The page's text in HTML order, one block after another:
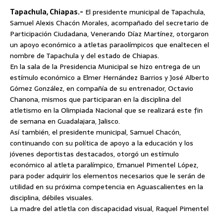
Tapachula, Chiapas.- El presidente municipal de Tapachula,
Samuel Alexis Chacón Morales, acompañado del secretario de
Participación Ciudadana, Venerando Díaz Martínez, otorgaron
un apoyo económico a atletas paraolímpicos que enaltecen el
nombre de Tapachula y del estado de Chiapas.
En la sala de la Presidencia Municipal se hizo entrega de un
estímulo económico a Elmer Hernández Barrios y José Alberto
Gómez González,en compañía de su entrenador, Octavio
Chanona, mismos que participaran en la disciplina del
atletismo en la Olimpiada Nacional que se realizará este fin
de semana en Guadalajara, Jalisco.
Así también, el presidente municipal, Samuel Chacón,
continuando con su política de apoyo a la educación y los
jóvenes deportistas destacados, otorgó un estímulo
económico al atleta paralímpico, Emanuel Pimentel López,
para poder adquirir los elementos necesarios que le serán de
utilidad en su próxima competencia en Aguascalientes en la
disciplina, débiles visuales.
La madre del atletla con discapacidad visual, Raquel Pimentel